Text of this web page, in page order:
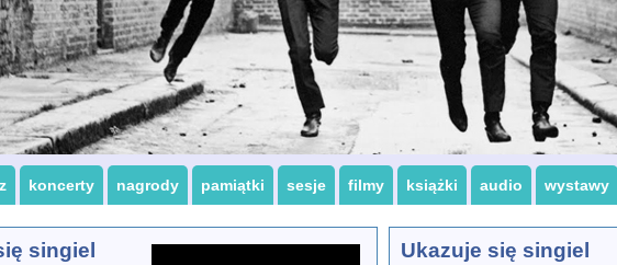
koncerty nagrody pamiątki sesje filmy książki audio wystawy
singiel
Ukazuje się singiel